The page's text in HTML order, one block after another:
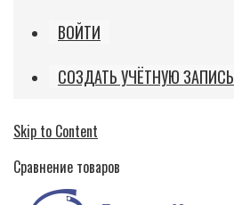
ВОЙТИ
СОЗДАТЬ УЧЁТНУЮ ЗАПИСЬ
Skip to Content
Сравнение товаров